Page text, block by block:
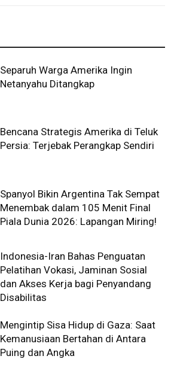
Separuh Warga Amerika Ingin
Netanyahu Ditangkap
Bencana Strategis Amerika di Teluk
Persia: Terjebak Perangkap Sendiri
Spanyol Bikin Argentina Tak Sempat
Menembak dalam 105 Menit Final
Piala Dunia 2026: Lapangan Miring!
Indonesia-Iran Bahas Penguatan
Pelatihan Vokasi, Jaminan Sosial
dan Akses Kerja bagi Penyandang
Disabilitas
Mengintip Sisa Hidup di Gaza: Saat
Kemanusiaan Bertahan di Antara
Puing dan Angka